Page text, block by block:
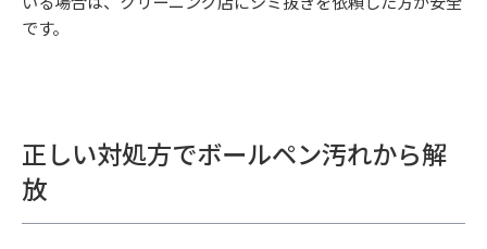
です。
正しい対処方でボールペン汚れから解
放